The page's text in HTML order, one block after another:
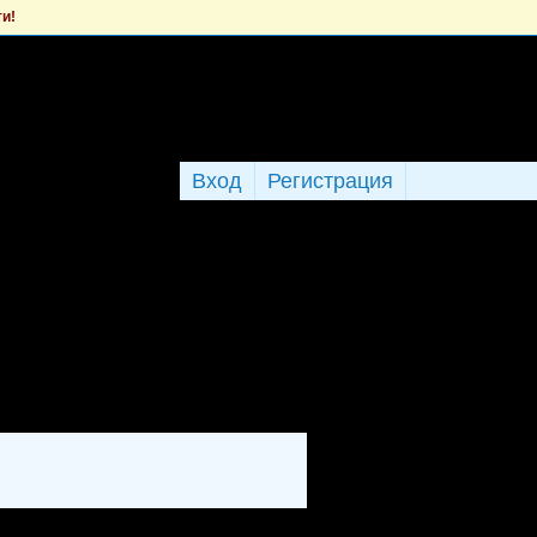
Регистрация
Вход